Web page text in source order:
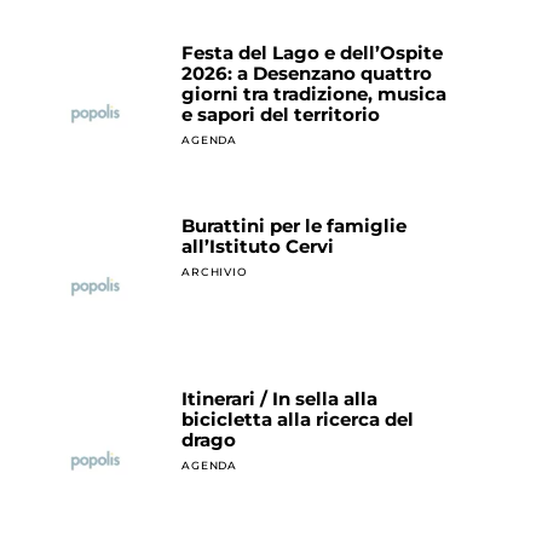
Festa del Lago e dell’Ospite
2026: a Desenzano quattro
giorni tra tradizione, musica
e sapori del territorio
AGENDA
Burattini per le famiglie
all’Istituto Cervi
ARCHIVIO
Itinerari / In sella alla
bicicletta alla ricerca del
drago
AGENDA